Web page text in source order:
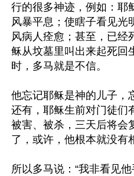
行的很多神迹，例如：耶
风暴平息；使瞎子看见光
风病人痊愈；甚至，已经
稣从坟墓里叫出来起死回
时，多马就是不信。
他忘记耶稣是神的儿子，
还有，耶稣生前对门徒们
被害、被杀，三天后将会
了，或许，他根本就没有
所以多马说：“我非看见